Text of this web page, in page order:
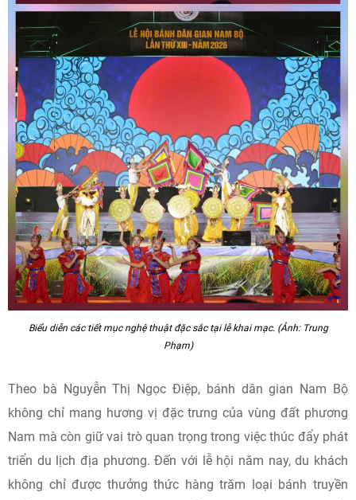
Biểu diễn các tiết mục nghệ thuật đặc sắc tại lễ khai mạc. (Ảnh: Trung
Phạm)
Theo bà Nguyễn Thị Ngọc Điệp, bánh dân gian Nam Bộ
không chỉ mang hương vị đặc trưng của vùng đất phương
Nam mà còn giữ vai trò quan trọng trong việc thúc đẩy phát
triển du lịch địa phương. Đến với lễ hội năm nay, du khách
không chỉ được thưởng thức hàng trăm loại bánh truyền